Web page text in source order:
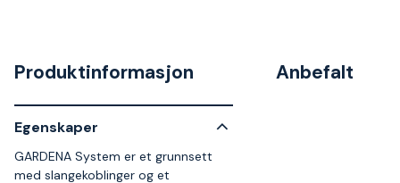
Produktinformasjon
Egenskaper
GARDENA System er et grunnsett
med slangekoblinger og et
Anbefalt